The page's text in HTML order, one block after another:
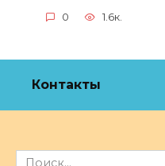
0 1.6к.
Контакты
Search